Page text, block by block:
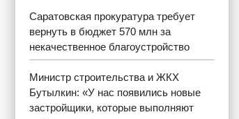
Саратовская прокуратура требует
вернуть в бюджет 570 млн за
некачественное благоустройство
Министр строительства и ЖКХ
Бутылкин: «У нас появились новые
застройщики, которые выполняют